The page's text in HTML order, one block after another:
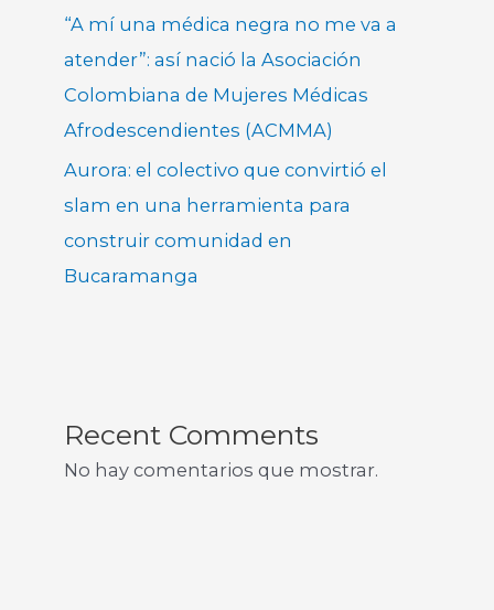
“A mí una médica negra no me va a
atender”: así nació la Asociación
Colombiana de Mujeres Médicas
Afrodescendientes (ACMMA)
Aurora: el colectivo que convirtió el
slam en una herramienta para
construir comunidad en
Bucaramanga
Recent Comments
No hay comentarios que mostrar.